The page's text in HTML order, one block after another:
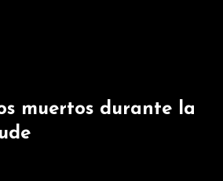
muertos durante la